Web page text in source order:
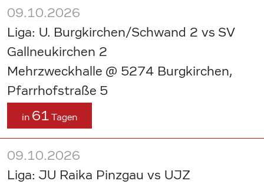
09.10.2026
Liga: U. Burgkirchen/Schwand 2 vs SV
Gallneukirchen 2
Mehrzweckhalle @ 5274 Burgkirchen,
Pfarrhofstraße 5
in 61 Tagen
09.10.2026
Liga: JU Raika Pinzgau vs UJZ